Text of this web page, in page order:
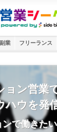
副業 フリーランス
ョン営業
ハウを発
ンで働きた